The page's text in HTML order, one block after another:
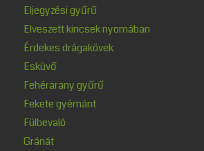
Eljegyzési gyűrű
Elveszett kincsek nyomában
Érdekes drágakövek
Esküvő
Fehérarany gyűrű
Fekete gyémánt
Fülbevaló
Gránát